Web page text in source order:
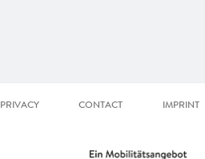
PRIVACY CONTACT IMPRINT